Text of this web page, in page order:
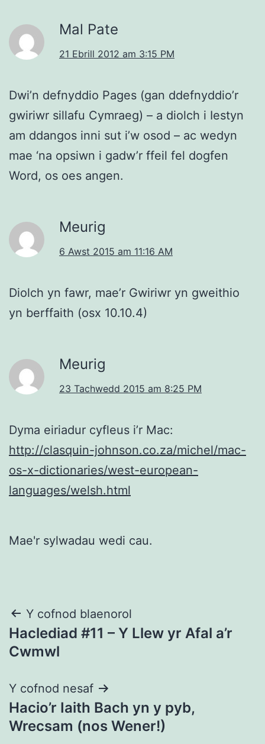
Mal Pate
21 Ebrill 2012 am 3:15 PM
Dwi’n defnyddio Pages (gan ddefnyddio’r
gwiriwr sillafu Cymraeg) – a diolch i Iestyn
am ddangos inni sut i’w osod – ac wedyn
mae ‘na opsiwn i gadw’r ffeil fel dogfen
Word, os oes angen.
Meurig
6 Awst 2015 am 11:16 AM
Diolch yn fawr, mae’r Gwiriwr yn gweithio
yn berffaith (osx 10.10.4)
Meurig
23 Tachwedd 2015 am 8:25 PM
Dyma eiriadur cyfleus i’r Mac:
http://clasquin-johnson.co.za/michel/mac-
os-x-dictionaries/west-european-
languages/welsh.html
Mae'r sylwadau wedi cau.
Llywio
cofnod
Y cofnod blaenorol
Haclediad #11 – Y Llew yr Afal a’r
Cwmwl
Y cofnod nesaf
Hacio’r Iaith Bach yn y pyb,
Wrecsam (nos Wener!)